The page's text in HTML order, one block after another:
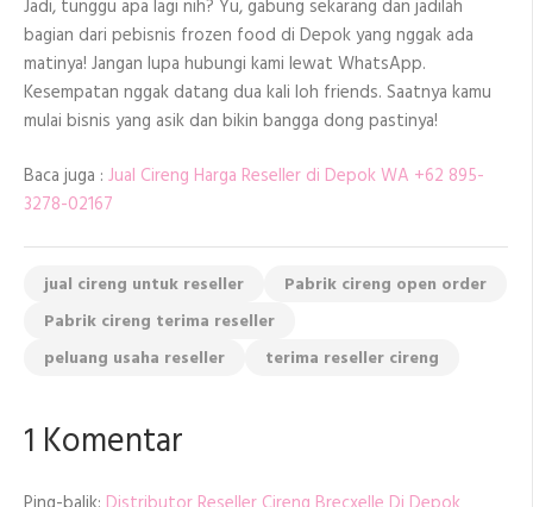
Jadi, tunggu apa lagi nih? Yu, gabung sekarang dan jadilah
bagian dari pebisnis frozen food di Depok yang nggak ada
matinya! Jangan lupa hubungi kami lewat WhatsApp.
Kesempatan nggak datang dua kali loh friends. Saatnya kamu
mulai bisnis yang asik dan bikin bangga dong pastinya!
Baca juga : Jual Cireng Harga Reseller di Depok WA +62 895-
3278-02167
jual cireng untuk reseller
Pabrik cireng open order
Pabrik cireng terima reseller
peluang usaha reseller
terima reseller cireng
1 Komentar